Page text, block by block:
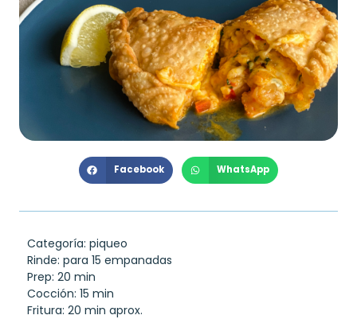
Facebook WhatsApp
Categoría: piqueo
Rinde: para 15 empanadas
Prep: 20 min
Cocción: 15 min
Fritura: 20 min aprox.